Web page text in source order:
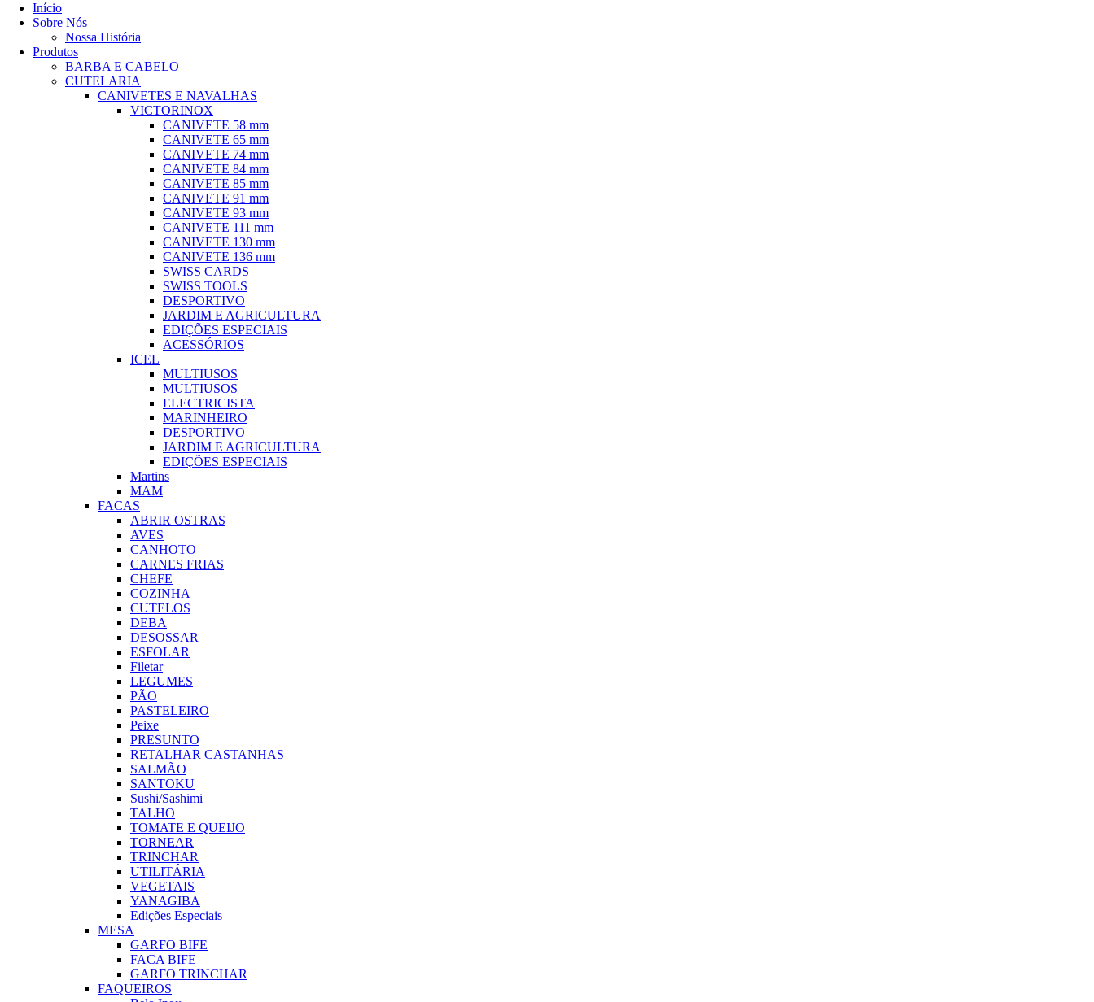
Início
Sobre Nós
Nossa História
Produtos
BARBA E CABELO
CUTELARIA
CANIVETES E NAVALHAS
VICTORINOX
CANIVETE 58 mm
CANIVETE 65 mm
CANIVETE 74 mm
CANIVETE 84 mm
CANIVETE 85 mm
CANIVETE 91 mm
CANIVETE 93 mm
CANIVETE 111 mm
CANIVETE 130 mm
CANIVETE 136 mm
SWISS CARDS
SWISS TOOLS
DESPORTIVO
JARDIM E AGRICULTURA
EDIÇÕES ESPECIAIS
ACESSÓRIOS
ICEL
MULTIUSOS
MULTIUSOS
ELECTRICISTA
MARINHEIRO
DESPORTIVO
JARDIM E AGRICULTURA
EDIÇÕES ESPECIAIS
Martins
MAM
FACAS
ABRIR OSTRAS
AVES
CANHOTO
CARNES FRIAS
CHEFE
COZINHA
CUTELOS
DEBA
DESOSSAR
ESFOLAR
Filetar
LEGUMES
PÃO
PASTELEIRO
Peixe
PRESUNTO
RETALHAR CASTANHAS
SALMÃO
SANTOKU
Sushi/Sashimi
TALHO
TOMATE E QUEIJO
TORNEAR
TRINCHAR
UTILITÁRIA
VEGETAIS
YANAGIBA
Edições Especiais
MESA
GARFO BIFE
FACA BIFE
GARFO TRINCHAR
FAQUEIROS